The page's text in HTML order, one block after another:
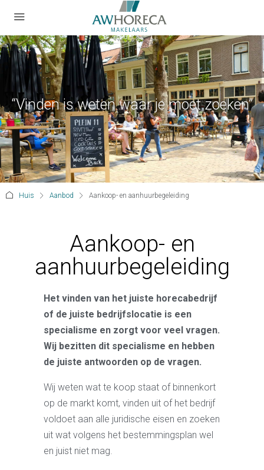
“Vinden is weten waar je moet zoeken”
Huis Aanbod Aankoop- en aanhuurbegeleiding
Aankoop- en
aanhuurbegeleiding
Het vinden van het juiste horecabedrijf
of de juiste bedrijfslocatie is een
specialisme en zorgt voor veel vragen.
Wij bezitten dit specialisme en hebben
de juiste antwoorden op de vragen.
Wij weten wat te koop staat of binnenkort
op de markt komt, vinden uit of het bedrijf
voldoet aan alle juridische eisen en zoeken
uit wat volgens het bestemmingsplan wel
en juist niet mag.